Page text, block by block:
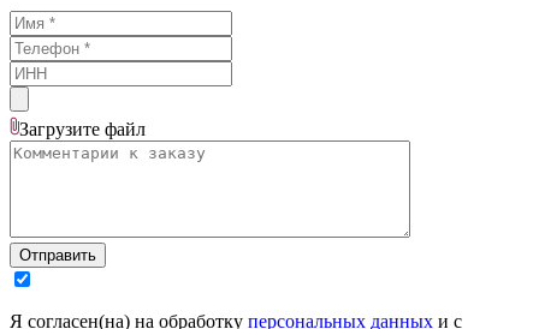
Загрузите файл
Отправить
Я согласен(на) на обработку персональных данных и с